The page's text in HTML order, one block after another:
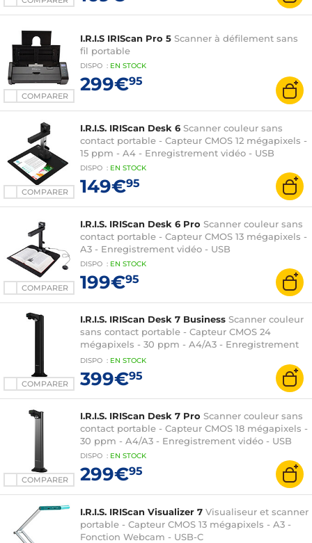
COMPARER
I.R.I.S IRIScan Pro 5 Scanner à défilement sans
fil portable
DISPO : EN STOCK
299€95
COMPARER
I.R.I.S. IRIScan Desk 6 Scanner couleur sans
contact portable - Capteur CMOS 12 mégapixels -
15 ppm - A4 - Enregistrement vidéo - USB
DISPO : EN STOCK
149€95
COMPARER
I.R.I.S. IRIScan Desk 6 Pro Scanner couleur sans
contact portable - Capteur CMOS 13 mégapixels -
A3 - Enregistrement vidéo - USB
DISPO : EN STOCK
199€95
COMPARER
I.R.I.S. IRIScan Desk 7 Business Scanner couleur
sans contact portable - Capteur CMOS 24
mégapixels - 30 ppm - A4/A3 - Enregistrement
vidéo - USB
DISPO : EN STOCK
399€95
COMPARER
I.R.I.S. IRIScan Desk 7 Pro Scanner couleur sans
contact portable - Capteur CMOS 18 mégapixels -
30 ppm - A4/A3 - Enregistrement vidéo - USB
DISPO : EN STOCK
299€95
I.R.I.S. IRIScan Visualizer 7 Visualiseur et scanner
portable - Capteur CMOS 13 mégapixels - A3 -
Fonction Webcam - USB-C